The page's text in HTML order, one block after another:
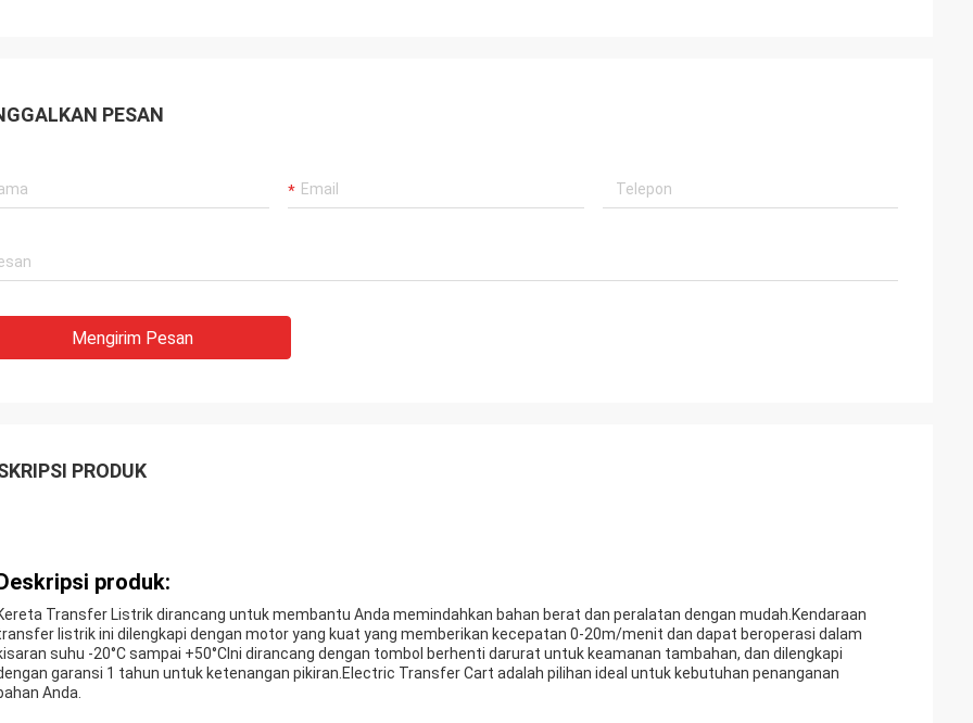
PESAN
Mengirim Pesan
PRODUK
produk:
Transfer Listrik dirancang untuk membantu Anda memindahkan bahan berat dan peralatan dengan mudah.Kendaraan
listrik ini dilengkapi dengan motor yang kuat yang memberikan kecepatan 0-20m/menit dan dapat beroperasi dalam
suhu -20°C sampai +50°CIni dirancang dengan tombol berhenti darurat untuk keamanan tambahan, dan dilengkapi
garansi 1 tahun untuk ketenangan pikiran.Electric Transfer Cart adalah pilihan ideal untuk kebutuhan penanganan
Anda.